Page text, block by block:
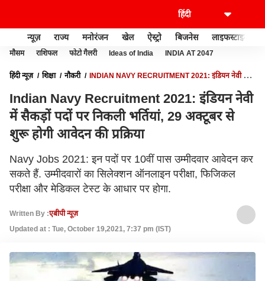
न्यूज़ राज्य मनोरंजन खेल ऐस्ट्रो बिजनेस लाइफस्टाइल
मौसम राशिफल फोटो गैलरी Ideas of India INDIA AT 2047
हिंदी न्यूज़ शिक्षा नौकरी
INDIAN NAVY RECRUITMENT 2021: इंडियन नेवी में
Indian Navy Recruitment 2021: इंडियन नेवी
में सैकड़ों पदों पर निकली भर्तियां, 29 अक्टूबर से
शुरू होगी आवेदन की प्रक्रिया
Navy Jobs 2021: इन पदों पर 10वीं पास उम्मीदवार आवेदन कर
सकते हैं. उम्मीदवारों का सिलेक्शन ऑनलाइन परीक्षा, फिजिकल
परीक्षा और मेडिकल टेस्ट के आधार पर होगा.
Written By :एबीपी न्यूज़
Updated at : Tue, October 19,2021, 7:37 pm (IST)